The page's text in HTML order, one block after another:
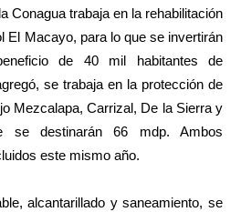
Conagua trabaja en la rehabilitación
El Macayo, para lo que se invertirán
de 40 mil habitantes de
se trabaja en la protección de
Mezcalapa, Carrizal, De la Sierra y
se destinarán 66 mdp. Ambos
este mismo año.
alcantarillado y saneamiento, se